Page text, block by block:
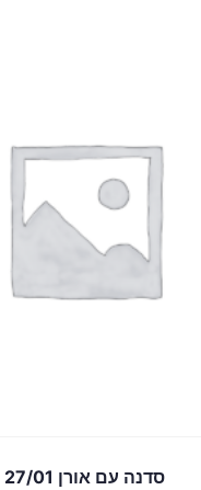
סדנה עם אורן 27/01